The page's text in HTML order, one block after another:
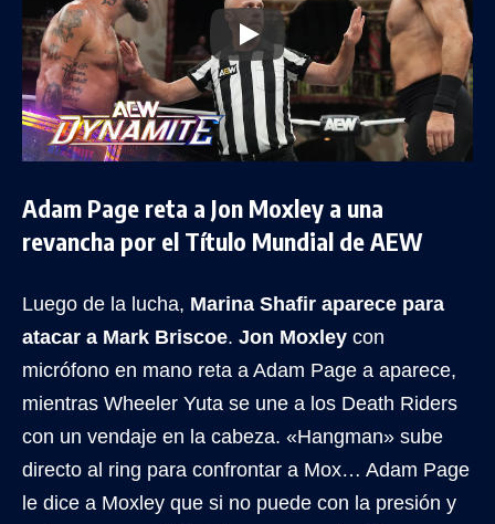
Adam Page reta a Jon Moxley a una
revancha por el Título Mundial de AEW
Luego de la lucha, Marina Shafir aparece para
atacar a Mark Briscoe. Jon Moxley con
micrófono en mano reta a Adam Page a aparece,
mientras Wheeler Yuta se une a los Death Riders
con un vendaje en la cabeza. «Hangman» sube
directo al ring para confrontar a Mox… Adam Page
le dice a Moxley que si no puede con la presión y